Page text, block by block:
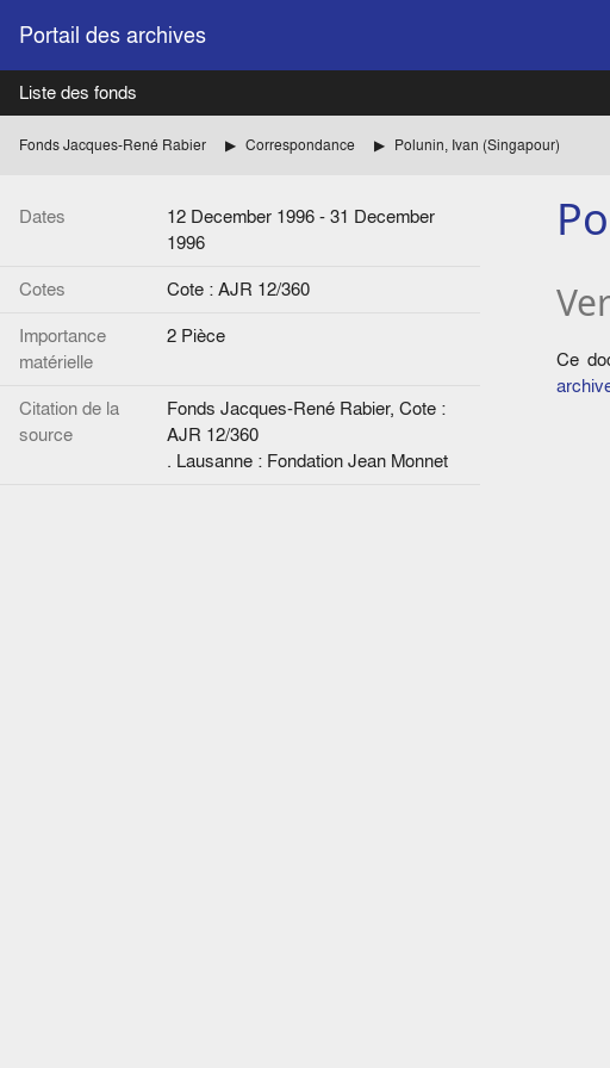
Portail des archives
Liste des fonds
Fonds Jacques-René Rabier Correspondance Polunin, Ivan (Singapour)
Dates
12 December 1996 - 31 December
1996
Cotes
Cote : AJR 12/360
Importance
matérielle
2 Pièce
Citation de la
source
Fonds Jacques-René Rabier, Cote :
AJR 12/360
. Lausanne : Fondation Jean Monnet
Ce